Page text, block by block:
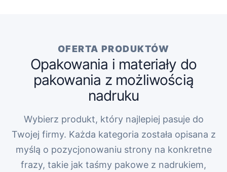
OFERTA PRODUKTÓW
Opakowania i materiały do
pakowania z możliwością
nadruku
Wybierz produkt, który najlepiej pasuje do
Twojej firmy. Każda kategoria została opisana z
myślą o pozycjonowaniu strony na konkretne
frazy, takie jak taśmy pakowe z nadrukiem,